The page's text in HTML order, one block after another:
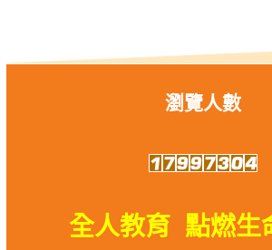
瀏覽人數
全人教育 點燃生